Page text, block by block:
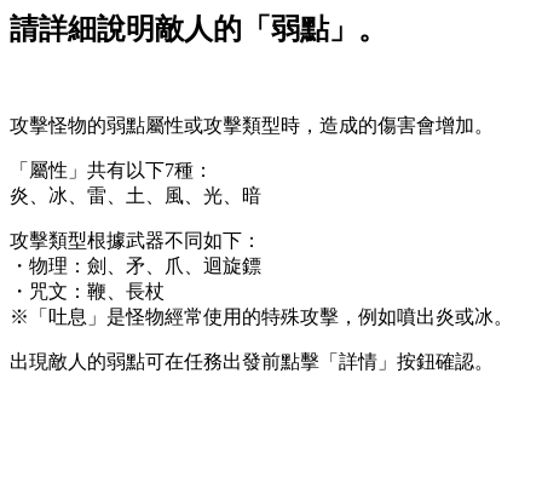
請詳細說明敵人的「弱點」。
攻擊怪物的弱點屬性或攻擊類型時，造成的傷害會增加。
「屬性」共有以下7種：
炎、冰、雷、土、風、光、暗
攻擊類型根據武器不同如下：
・物理：劍、矛、爪、迴旋鏢
・咒文：鞭、長杖
※「吐息」是怪物經常使用的特殊攻擊，例如噴出炎或冰。
出現敵人的弱點可在任務出發前點擊「詳情」按鈕確認。